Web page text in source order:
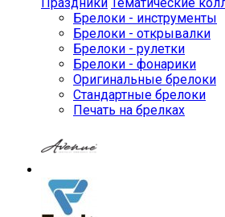
Брелоки - инструменты
Брелоки - открывалки
Брелоки - рулетки
Брелоки - фонарики
Оригинальные брелоки
Стандартные брелоки
Печать на брелках